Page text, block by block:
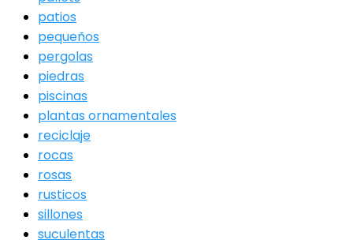
patios
pequeños
pergolas
piedras
piscinas
plantas ornamentales
reciclaje
rocas
rosas
rusticos
sillones
suculentas